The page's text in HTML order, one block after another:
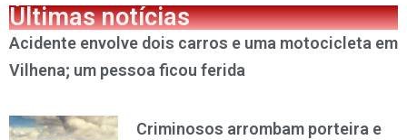
Últimas notícias
Acidente envolve dois carros e uma motocicleta em
Vilhena; um pessoa ficou ferida
Criminosos arrombam porteira e